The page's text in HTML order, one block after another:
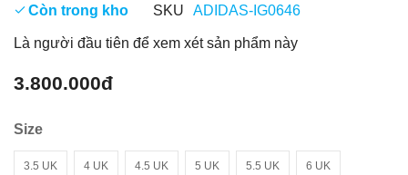
Còn trong kho SKU ADIDAS-IG0646
Là người đầu tiên để xem xét sản phẩm này
3.800.000đ
Size
3.5 UK 4 UK 4.5 UK 5 UK 5.5 UK 6 UK